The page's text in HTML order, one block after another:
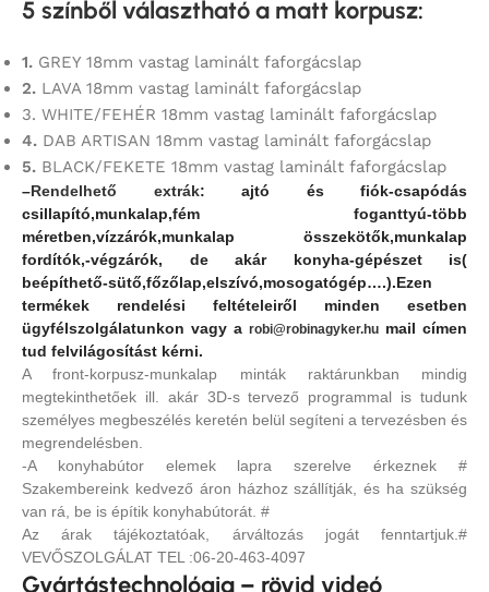
5 színből választható a matt korpusz:
1. GREY 18mm vastag laminált faforgácslap
2. LAVA 18mm vastag laminált faforgácslap
3. WHITE/FEHÉR 18mm vastag laminált faforgácslap
4. DAB ARTISAN 18mm vastag laminált faforgácslap
5. BLACK/FEKETE 18mm vastag laminált faforgácslap
–Rendelhető extrák: ajtó és fiók-csapódás
csillapító,munkalap,fém foganttyú-több
méretben,vízzárók,munkalap összekötők,munkalap
fordítók,-végzárók, de akár konyha-gépészet is(
beépíthető-sütő,főzőlap,elszívó,mosogatógép….).Ezen
termékek rendelési feltételeiről minden esetben
ügyfélszolgálatunkon vagy a robi@robinagyker.hu mail címen
tud felvilágosítást kérni.
A front-korpusz-munkalap minták raktárunkban mindig
megtekinthetőek ill. akár 3D-s tervező programmal is tudunk
személyes megbeszélés keretén belül segíteni a tervezésben és
megrendelésben.
-A konyhabútor elemek lapra szerelve érkeznek #
Szakembereink kedvező áron házhoz szállítják, és ha szükség
van rá, be is építik konyhabútorát. #
Az árak tájékoztatóak, árváltozás jogát fenntartjuk.#
VEVŐSZOLGÁLAT TEL :06-20-463-4097
Gyártástechnológia – rövid videó